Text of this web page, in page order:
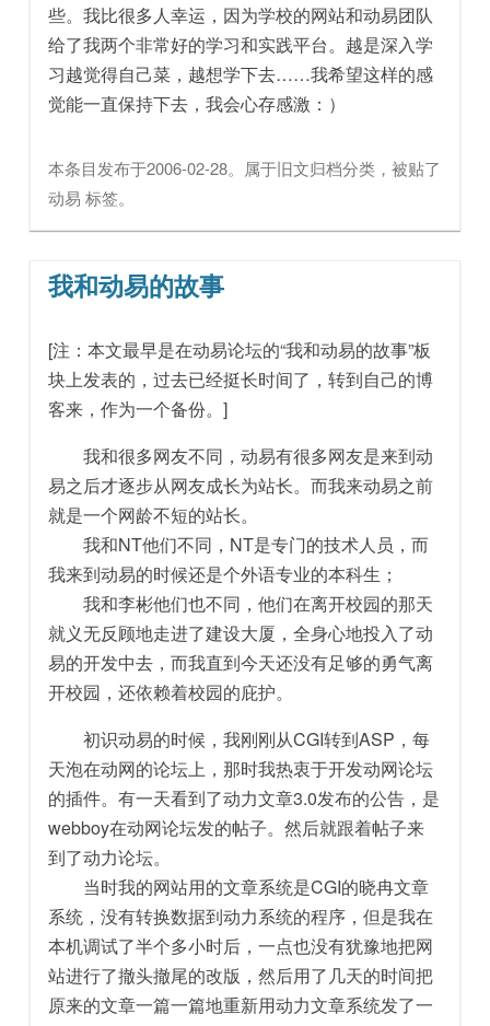
些。我比很多人幸运，因为学校的网站和动易团队
给了我两个非常好的学习和实践平台。越是深入学
习越觉得自己菜，越想学下去……我希望这样的感
觉能一直保持下去，我会心存感激：）
本条目发布于2006-02-28。属于旧文归档分类，被贴了
动易 标签。
我和动易的故事
[注：本文最早是在动易论坛的“我和动易的故事”板
块上发表的，过去已经挺长时间了，转到自己的博
客来，作为一个备份。]
我和很多网友不同，动易有很多网友是来到动
易之后才逐步从网友成长为站长。而我来动易之前
就是一个网龄不短的站长。
我和NT他们不同，NT是专门的技术人员，而
我来到动易的时候还是个外语专业的本科生；
我和李彬他们也不同，他们在离开校园的那天
就义无反顾地走进了建设大厦，全身心地投入了动
易的开发中去，而我直到今天还没有足够的勇气离
开校园，还依赖着校园的庇护。
初识动易的时候，我刚刚从CGI转到ASP，每
天泡在动网的论坛上，那时我热衷于开发动网论坛
的插件。有一天看到了动力文章3.0发布的公告，是
webboy在动网论坛发的帖子。然后就跟着帖子来
到了动力论坛。
当时我的网站用的文章系统是CGI的晓冉文章
系统，没有转换数据到动力系统的程序，但是我在
本机调试了半个多小时后，一点也没有犹豫地把网
站进行了撤头撤尾的改版，然后用了几天的时间把
原来的文章一篇一篇地重新用动力文章系统发了一